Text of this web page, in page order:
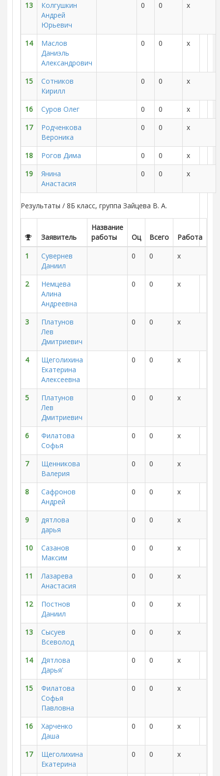
13
Колгушкин
Андрей
Юрьевич
0 0 x
14
Маслов
Даниэль
Александрович
0 0 x
15
Сотников
Кирилл
0 0 x
16 Суров Олег 0 0
x
17
Родченкова
Вероника
0 0 x
18 Рогов Дима 0 0
x
19
Янина
Анастасия
0 0 x
Результаты / 8Б класс, группа Зайцева В. А.
Заявитель
Название
работы
Оц Всего
Работа
1
Сувернев
Даниил
0 0 x
2
Немцева
Алина
Андреевна
0 0 x
3
Платунов
Лев
Дмитриевич
0 0 x
4
Щеголихина
Екатерина
Алексеевна
0 0 x
5
Платунов
Лев
Дмитриевич
0 0 x
6
Филатова
Софья
0 0 x
7
Щенникова
Валерия
0 0 x
8
Сафронов
Андрей
0 0 x
9
дятлова
дарья
0 0 x
10
Сазанов
Максим
0 0 x
11
Лазарева
Анастасия
0 0 x
12
Постнов
Даниил
0 0 x
13
Сысуев
Всеволод
0 0 x
14
Дятлова
Дарья'
0 0 x
15
Филатова
Софья
Павловна
0 0 x
16
Харченко
Даша
0 0 x
17
Щеголихина
Екатерина
0 0 x